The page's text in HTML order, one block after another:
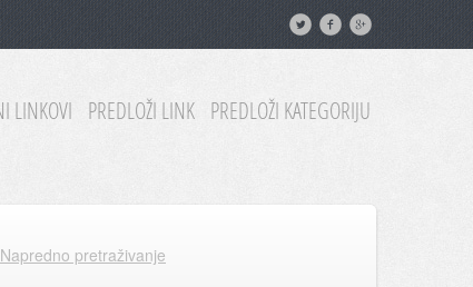
LINKOVI PREDLOŽI LINK PREDLOŽI KATEGORIJU
Napredno pretraživanje